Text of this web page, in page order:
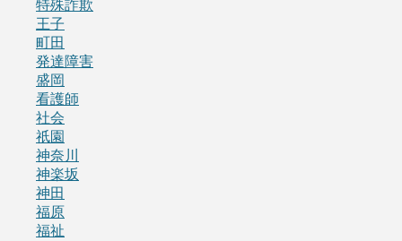
特殊詐欺
王子
町田
発達障害
盛岡
看護師
社会
祇園
神奈川
神楽坂
神田
福原
福祉